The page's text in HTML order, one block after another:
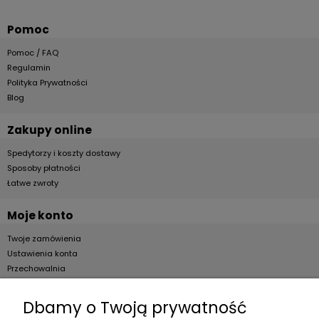
Pomoc
Pomoc / FAQ
Regulamin
Polityka Prywatności
Blog
Zakupy online
Spedytorzy i koszty dostawy
Sposoby płatności
Łatwe zwroty
Moje konto
Twoje zamówienia
Ustawienia konta
Przechowalnia
Dla firm
Dbamy o Twoją prywatność